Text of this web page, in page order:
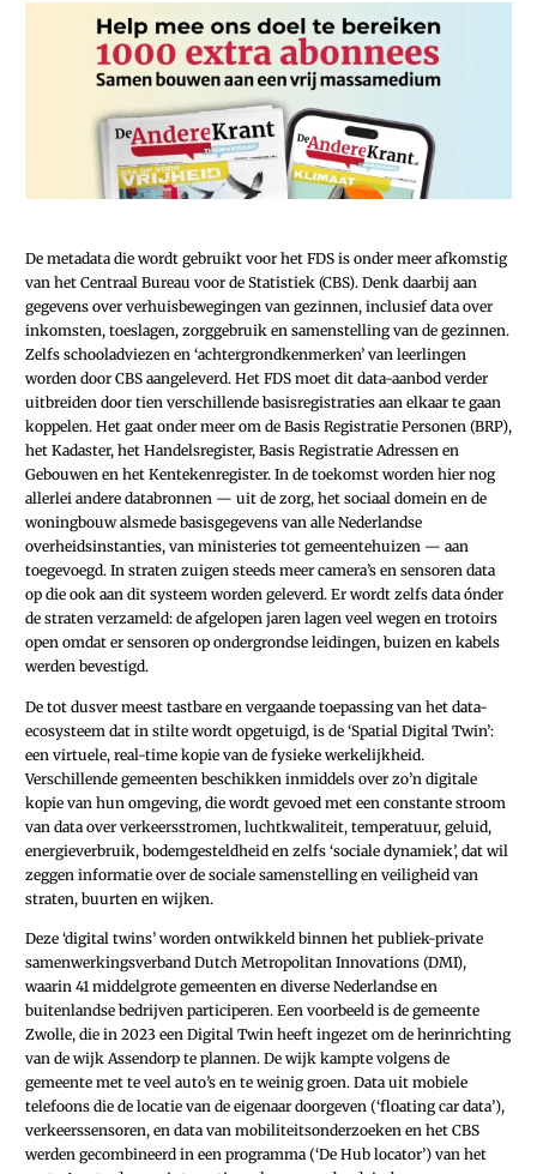
De metadata die wordt gebruikt voor het FDS is onder meer afkomstig
van het Centraal Bureau voor de Statistiek (CBS). Denk daarbij aan
gegevens over verhuisbewegingen van gezinnen, inclusief data over
inkomsten, toeslagen, zorggebruik en samenstelling van de gezinnen.
Zelfs schooladviezen en ‘achtergrondkenmerken’ van leerlingen
worden door CBS aangeleverd. Het FDS moet dit data-aanbod verder
uitbreiden door tien verschillende basisregistraties aan elkaar te gaan
koppelen. Het gaat onder meer om de Basis Registratie Personen (BRP),
het Kadaster, het Handelsregister, Basis Registratie Adressen en
Gebouwen en het Kentekenregister. In de toekomst worden hier nog
allerlei andere databronnen — uit de zorg, het sociaal domein en de
woningbouw alsmede basisgegevens van alle Nederlandse
overheidsinstanties, van ministeries tot gemeentehuizen — aan
toegevoegd. In straten zuigen steeds meer camera’s en sensoren data
op die ook aan dit systeem worden geleverd. Er wordt zelfs data ónder
de straten verzameld: de afgelopen jaren lagen veel wegen en trotoirs
open omdat er sensoren op ondergrondse leidingen, buizen en kabels
werden bevestigd.
De tot dusver meest tastbare en vergaande toepassing van het data-
ecosysteem dat in stilte wordt opgetuigd, is de ‘Spatial Digital Twin’:
een virtuele, real-time kopie van de fysieke werkelijkheid.
Verschillende gemeenten beschikken inmiddels over zo’n digitale
kopie van hun omgeving, die wordt gevoed met een constante stroom
van data over verkeersstromen, luchtkwaliteit, temperatuur, geluid,
energieverbruik, bodemgesteldheid en zelfs ‘sociale dynamiek’, dat wil
zeggen informatie over de sociale samenstelling en veiligheid van
straten, buurten en wijken.
Deze ‘digital twins’ worden ontwikkeld binnen het publiek-private
samenwerkingsverband Dutch Metropolitan Innovations (DMI),
waarin 41 middelgrote gemeenten en diverse Nederlandse en
buitenlandse bedrijven participeren. Een voorbeeld is de gemeente
Zwolle, die in 2023 een Digital Twin heeft ingezet om de herinrichting
van de wijk Assendorp te plannen. De wijk kampte volgens de
gemeente met te veel auto’s en te weinig groen. Data uit mobiele
telefoons die de locatie van de eigenaar doorgeven (‘floating car data’),
verkeerssensoren, en data van mobiliteitsonderzoeken en het CBS
werden gecombineerd in een programma (‘De Hub locator’) van het